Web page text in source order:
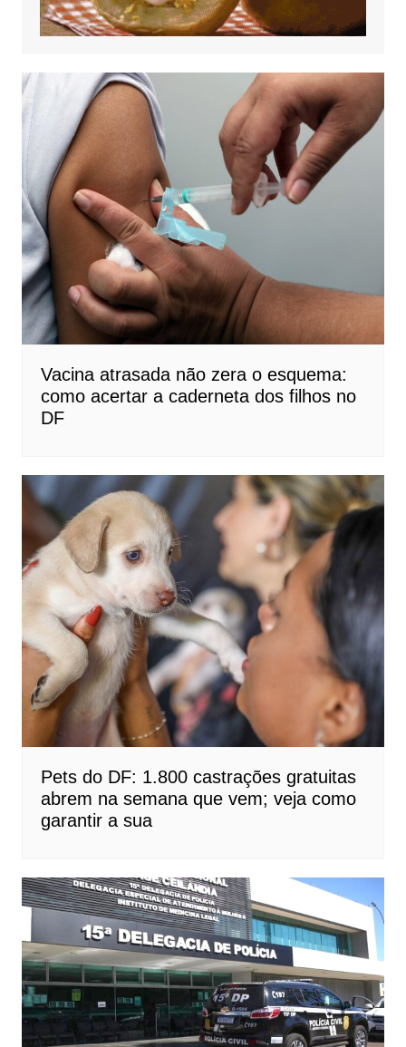
Vacina atrasada não zera o esquema:
como acertar a caderneta dos filhos no
DF
Pets do DF: 1.800 castrações gratuitas
abrem na semana que vem; veja como
garantir a sua